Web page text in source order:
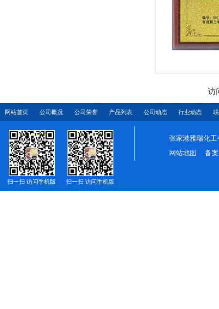
访
网站首页 公司概况 公司荣誉 产品列表 公司动态 行业动态
扫一扫 访问手机版 扫一扫 访问手机版
张家港雅瑞化工
网站地图
备